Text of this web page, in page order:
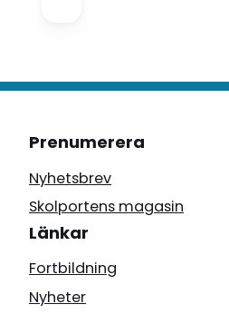
Prenumerera
Nyhetsbrev
Skolportens magasin
Länkar
Fortbildning
Nyheter